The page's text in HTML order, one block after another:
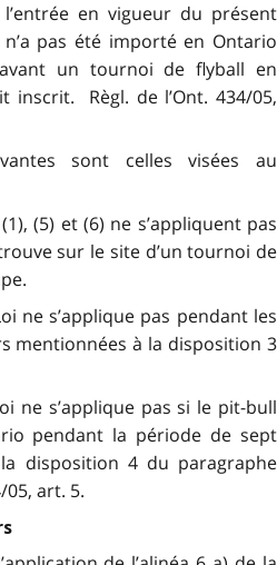
en vigueur du présent
pas été importé en Ontario
un tournoi de flyball en
inscrit. Règl. de l’Ont. 434/05,
sont celles visées au
(5) et (6) ne s’appliquent pas
sur le site d’un tournoi de
ne s’applique pas pendant les
mentionnées à la disposition 3
ne s’applique pas si le pit-bull
pendant la période de sept
disposition 4 du paragraphe
05, art. 5.